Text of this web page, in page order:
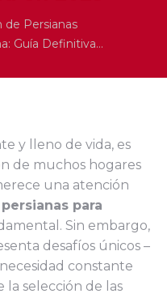
de Persianas
Guía Definitiva…
y lleno de vida, es
de muchos hogares
una atención
persianas para
Sin embargo,
desafíos únicos –
constante
la selección de las